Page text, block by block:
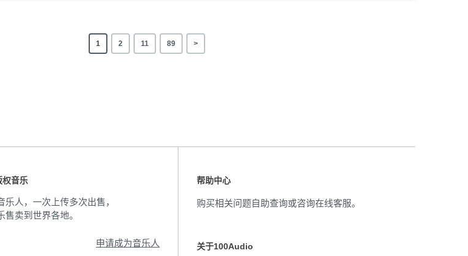
1 2 11 89 >
权音乐
乐人，一次上传多次出售，
售卖到世界各地。
申请成为音乐人
帮助中心
购买相关问题自助查询或咨询在线客服。
关于100Audio